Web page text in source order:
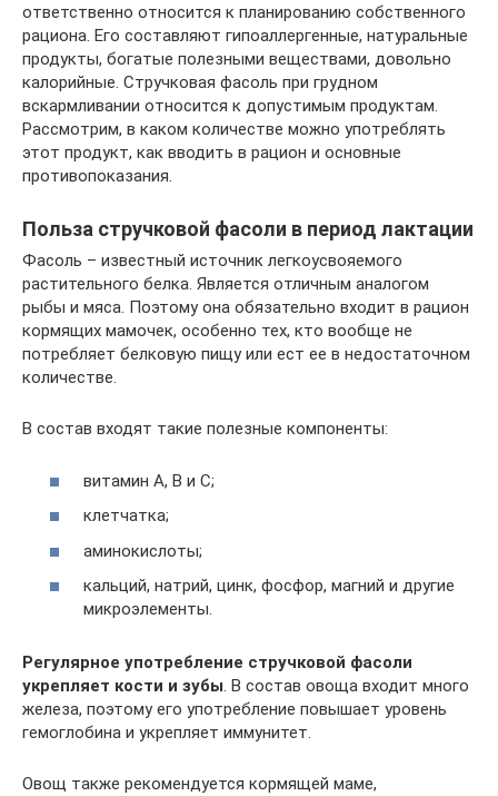
ответственно относится к планированию собственного
рациона. Его составляют гипоаллергенные, натуральные
продукты, богатые полезными веществами, довольно
калорийные. Стручковая фасоль при грудном
вскармливании относится к допустимым продуктам.
Рассмотрим, в каком количестве можно употреблять
этот продукт, как вводить в рацион и основные
противопоказания.
Польза стручковой фасоли в период лактации
Фасоль – известный источник легкоусвояемого
растительного белка. Является отличным аналогом
рыбы и мяса. Поэтому она обязательно входит в рацион
кормящих мамочек, особенно тех, кто вообще не
потребляет белковую пищу или ест ее в недостаточном
количестве.
В состав входят такие полезные компоненты:
витамин A, B и C;
клетчатка;
аминокислоты;
кальций, натрий, цинк, фосфор, магний и другие
микроэлементы.
Регулярное употребление стручковой фасоли
укрепляет кости и зубы. В состав овоща входит много
железа, поэтому его употребление повышает уровень
гемоглобина и укрепляет иммунитет.
Овощ также рекомендуется кормящей маме,